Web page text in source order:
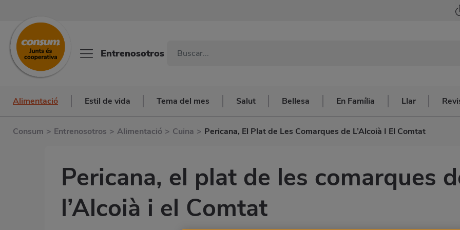
Entrenosotros
Alimentació Estil de vida Tema del mes Salut Bellesa En Família Llar
Consum > Entrenosotros > Alimentació > Cuina > Pericana, El Plat de Les Comarques de L’Alcoià I El Comtat
Pericana, el plat de les comarques
l’Alcoià i el Comtat